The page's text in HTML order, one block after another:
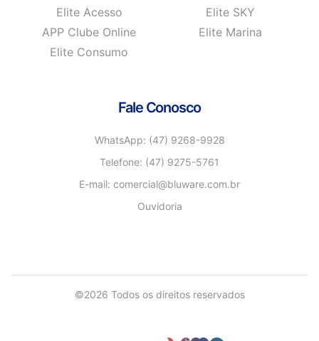
Elite Acesso
APP Clube Online
Elite Consumo
Elite SKY
Elite Marina
Fale Conosco
WhatsApp: (47) 9268-9928
Telefone: (47) 9275-5761
E-mail: comercial@bluware.com.br
Ouvidoria
©2026 Todos os direitos reservados